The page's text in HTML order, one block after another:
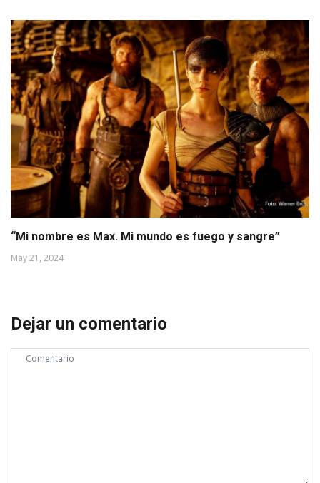
“Mi nombre es Max. Mi mundo es fuego y sangre”
May 21, 2024
Dejar un comentario